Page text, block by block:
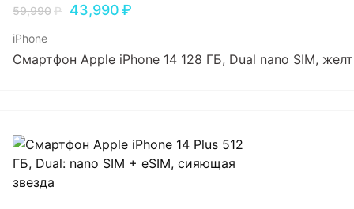
59,990₽ 43,990₽
iPhone
Смартфон Apple iPhone 14 128 ГБ, Dual nano SIM,